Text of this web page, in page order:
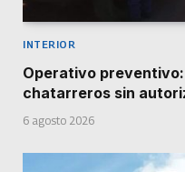
INTERIOR
Operativo
chatarreros sin
6 agosto 2026